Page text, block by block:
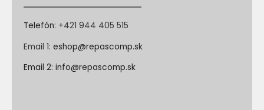
Telefón: +421 944 405 515
Email 1: eshop@repascomp.sk
Email 2: info@repascomp.sk